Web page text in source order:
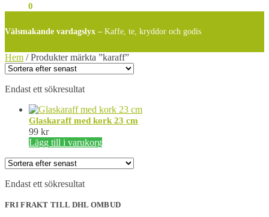
0
Välsmakande vardagslyx – Kaffe, te, kryddor och godis
Hem /Produkter märkta ”karaff”
Endast ett sökresultat
Glaskaraff med kork 23 cm
99 kr
Lägg till i varukorg
Endast ett sökresultat
FRI FRAKT TILL DHL OMBUD